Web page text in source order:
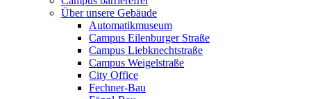
Über unsere Gebäude
Automatikmuseum
Campus Eilenburger Straße
Campus Liebknechtstraße
Campus Weigelstraße
City Office
Fechner-Bau